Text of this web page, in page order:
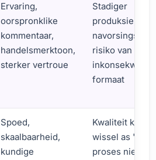
Ervaring,
oorspronklike
kommentaar,
handelsmerktoon,
sterker vertroue
Stadiger
produksie,
navorsingslas,
risiko van
inkonsekwente
formaat
Spoed,
skaalbaarheid,
kundige
Kwaliteit kan
wissel as 'n
proses nie